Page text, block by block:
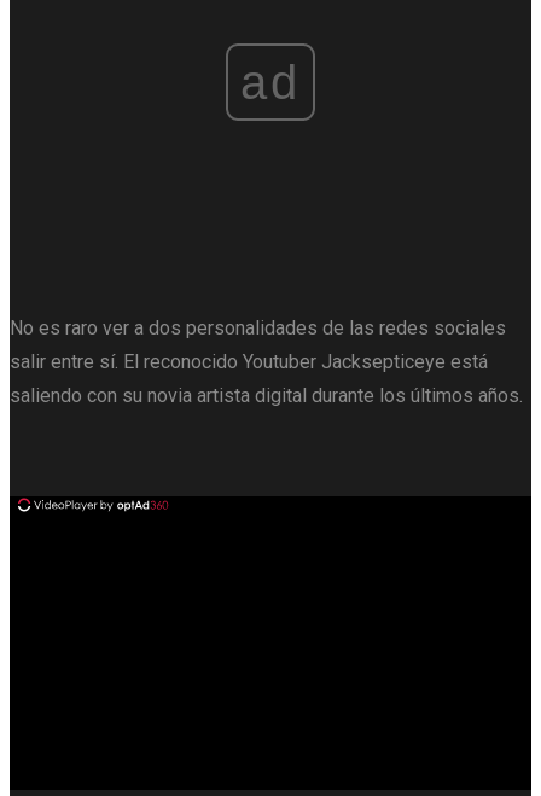
ad
No es raro ver a dos personalidades de las redes sociales
salir entre sí. El reconocido Youtuber Jacksepticeye está
saliendo con su novia artista digital durante los últimos años.